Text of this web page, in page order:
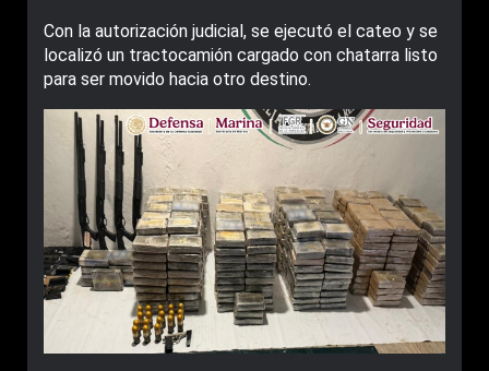
Con la autorización judicial, se ejecutó el cateo y se
localizó un tractocamión cargado con chatarra listo
para ser movido hacia otro destino.